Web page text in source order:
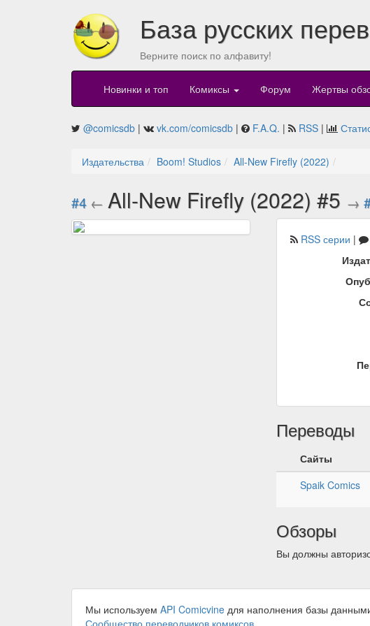
База русских
Верните поиск по алфавиту!
Новинки и топ Комиксы Форум Жертвы
@comicsdb | vk.com/comicsdb | F.A.Q. | RSS |
Издательства Boom! Studios All-New Firefly (2022)
#4 ← All-New Firefly (2022) #5 →
RSS серии |
Переводы
Сайты
Spaik Comics
Обзоры
Вы должны
Мы используем API Comicvine для наполнения базы